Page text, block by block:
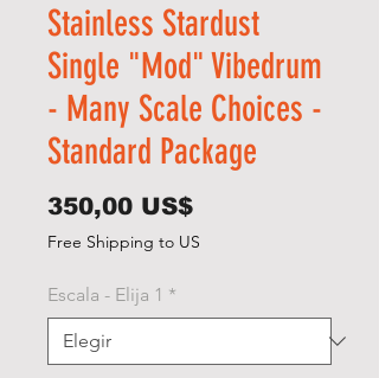
Stainless Stardust
Single "Mod" Vibedrum
- Many Scale Choices -
Standard Package
350,00 US$Precio
Free Shipping to US
Escala - Elija 1 *